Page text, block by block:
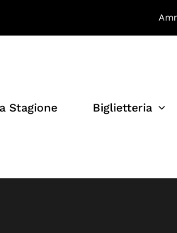
Stagione Biglietteria